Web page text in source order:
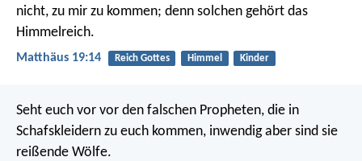
nicht, zu mir zu kommen; denn solchen gehört das
Himmelreich.
Matthäus 19:14 Reich Gottes Himmel Kinder
Seht euch vor vor den falschen Propheten, die in
Schafskleidern zu euch kommen, inwendig aber sind sie
reißende Wölfe.